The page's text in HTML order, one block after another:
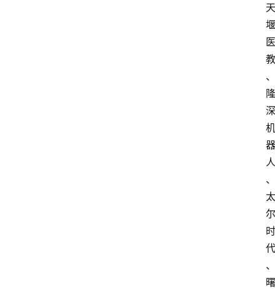
天
堰
医
教
、
隆
深
机
器
人
、
太
尔
时
代
、
曙